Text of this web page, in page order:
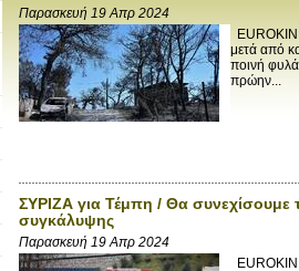
Παρασκευή 19 Απρ 2024
μετά από
ποινή
πρώην...
ΣΥΡΙΖΑ για Τέμπη / Θα συνεχίσουμε
συγκάλυψης
Παρασκευή 19 Απρ 2024